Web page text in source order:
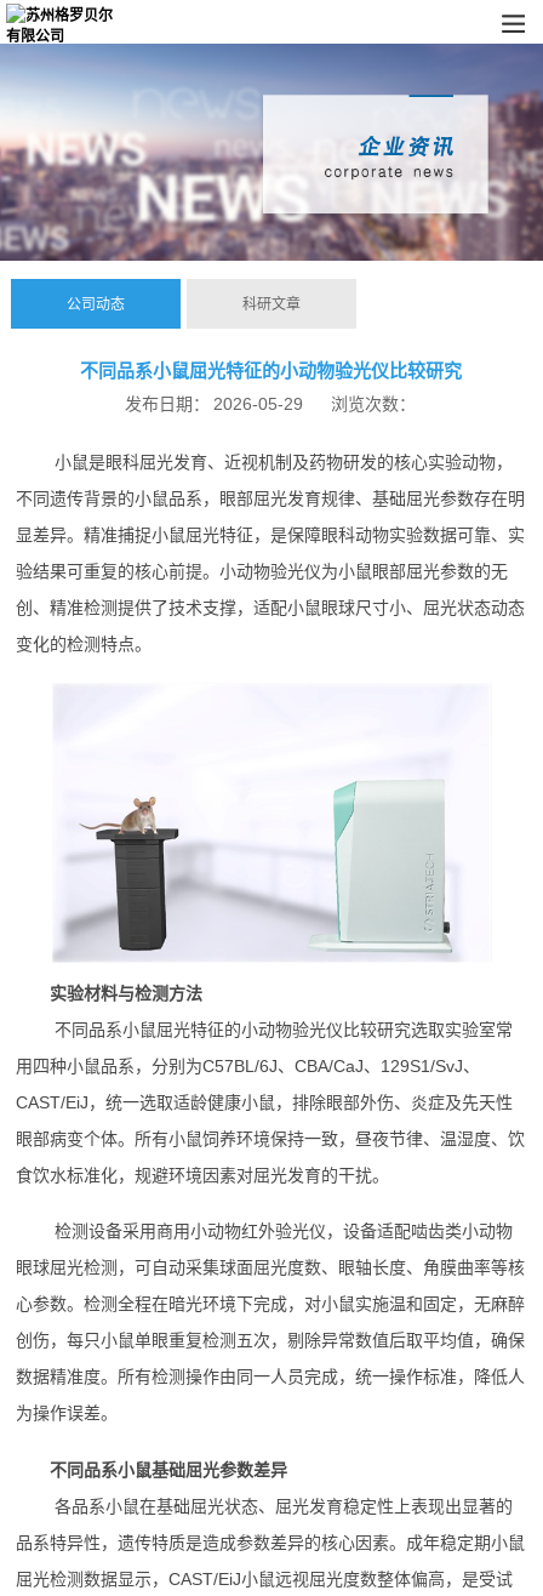
公司动态 科研文章
不同品系小鼠屈光特征的小动物验光仪比较研究
发布日期： 2026-05-29 浏览次数：
小鼠是眼科屈光发育、近视机制及药物研发的核心实验动物，
不同遗传背景的小鼠品系，眼部屈光发育规律、基础屈光参数存在明
显差异。精准捕捉小鼠屈光特征，是保障眼科动物实验数据可靠、实
验结果可重复的核心前提。小动物验光仪为小鼠眼部屈光参数的无
创、精准检测提供了技术支撑，适配小鼠眼球尺寸小、屈光状态动态
变化的检测特点。
实验材料与检测方法
不同品系小鼠屈光特征的小动物验光仪比较研究选取实验室常
用四种小鼠品系，分别为C57BL/6J、CBA/CaJ、129S1/SvJ、
CAST/EiJ，统一选取适龄健康小鼠，排除眼部外伤、炎症及先天性
眼部病变个体。所有小鼠饲养环境保持一致，昼夜节律、温湿度、饮
食饮水标准化，规避环境因素对屈光发育的干扰。
检测设备采用商用小动物红外验光仪，设备适配啮齿类小动物
眼球屈光检测，可自动采集球面屈光度数、眼轴长度、角膜曲率等核
心参数。检测全程在暗光环境下完成，对小鼠实施温和固定，无麻醉
创伤，每只小鼠单眼重复检测五次，剔除异常数值后取平均值，确保
数据精准度。所有检测操作由同一人员完成，统一操作标准，降低人
为操作误差。
不同品系小鼠基础屈光参数差异
各品系小鼠在基础屈光状态、屈光发育稳定性上表现出显著的
品系特异性，遗传特质是造成参数差异的核心因素。成年稳定期小鼠
屈光检测数据显示，CAST/EiJ小鼠远视屈光度数整体偏高，是受试